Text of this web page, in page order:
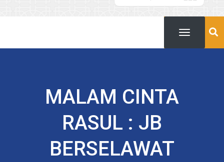
MALAM CINTA
RASUL : JB
BERSELAWAT